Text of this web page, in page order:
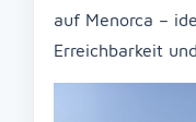
auf Menorca –
Erreichbarkeit